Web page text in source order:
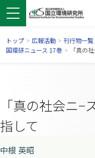
トップ > 広報活動 > 刊行物一覧
国環研ニュース 17巻 > 「真の
「真の社会ニ
指して
中根 英昭